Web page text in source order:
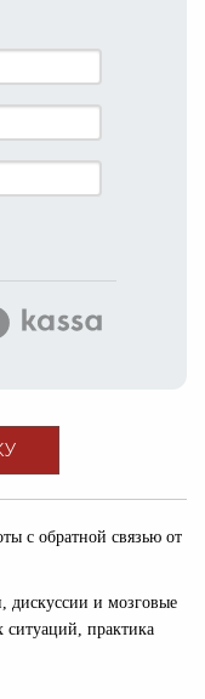
с обратной связью от
и мозговые
практика